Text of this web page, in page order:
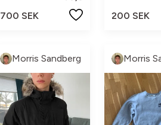
700 SEK
200 SEK
Morris Sandberg Morris